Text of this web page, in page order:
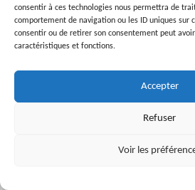
consentir à ces technologies nous permettra de
comportement de navigation ou les ID uniques sur
consentir ou de retirer son consentement peut
caractéristiques et fonctions.
Accepter
Refuser
Voir les